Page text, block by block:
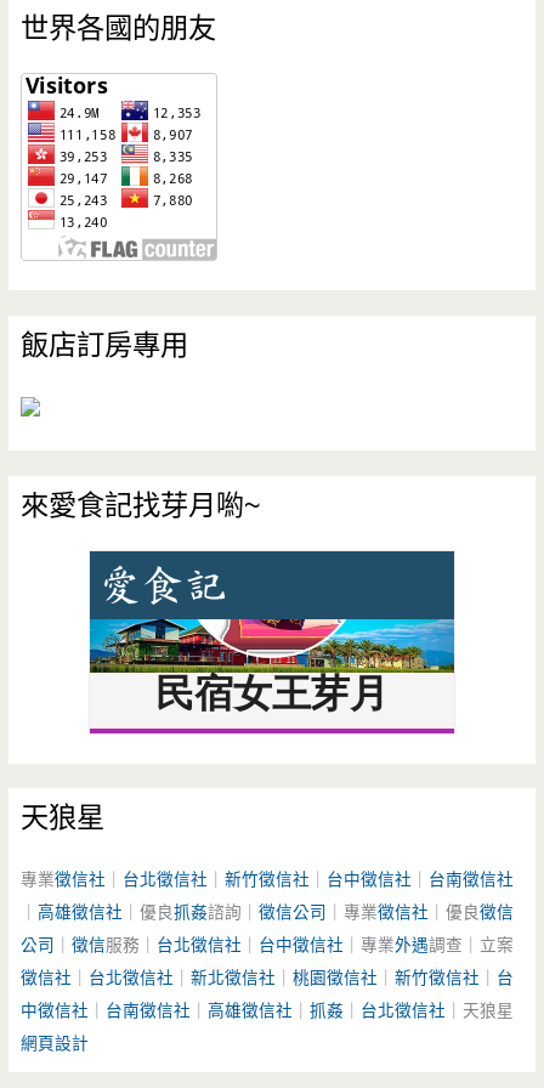
世界各國的朋友
飯店訂房專用
來愛食記找芽月喲~
天狼星
專業徵信社 台北徵信社 ｜新竹徵信社 台中徵信社
台南徵信社
｜高雄徵信社 ｜優良抓姦諮詢｜徵信公司 ｜專業徵信社 ｜優良徵信
公司 ｜徵信服務｜ 台北徵信社 台中徵信社 ｜專業外遇調查｜立案
徵信社
台北徵信社 ｜新北徵信社 ｜桃園徵信社 ｜新竹徵信社
台
中徵信社
台南徵信社 ｜高雄徵信社 ｜抓姦 台北徵信社 ｜天狼星
網頁設計